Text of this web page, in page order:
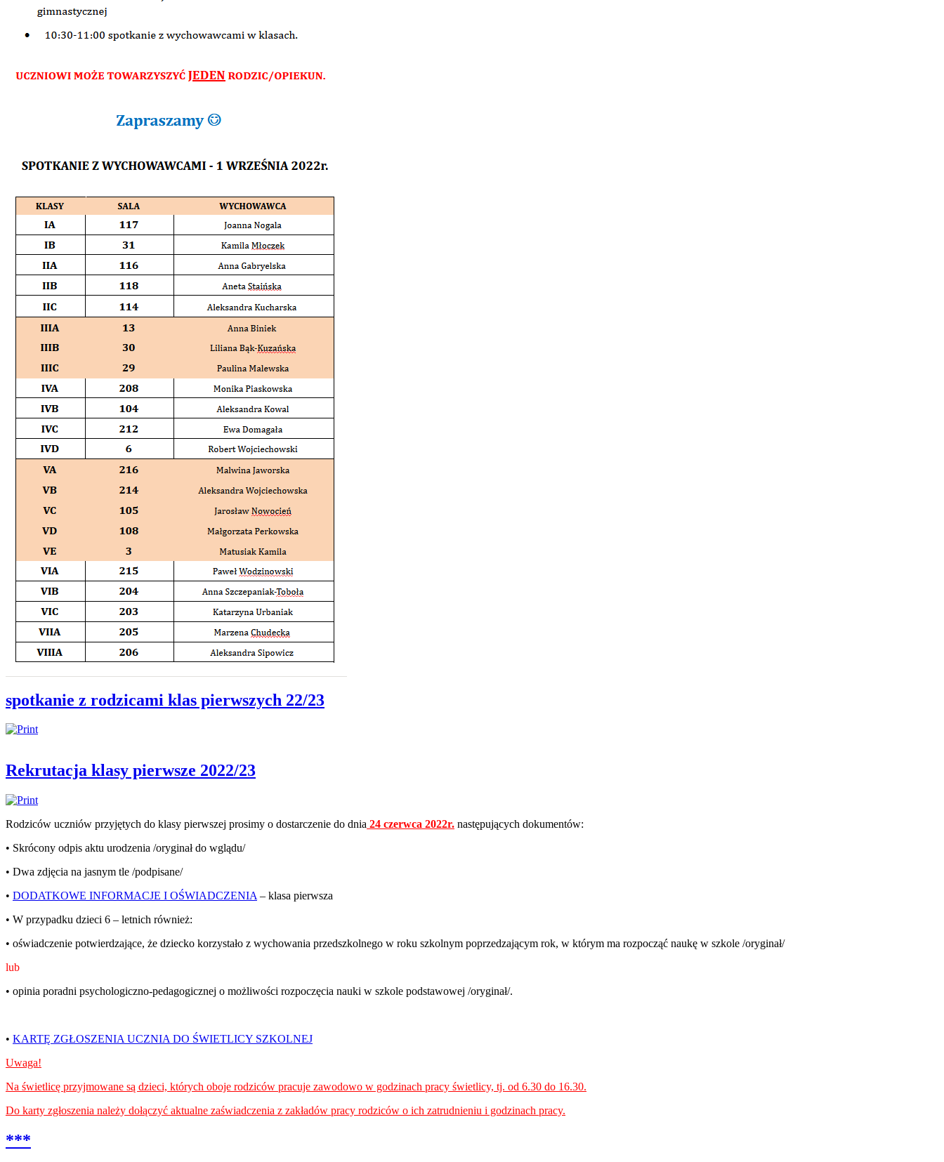
spotkanie z rodzicami klas pierwszych 22/23
Rekrutacja klasy pierwsze 2022/23
Rodziców uczniów przyjętych do klasy pierwszej prosimy o dostarczenie do dnia 24 czerwca 2022r. następujących dokumentów:
• Skrócony odpis aktu urodzenia /oryginał do wglądu/
• Dwa zdjęcia na jasnym tle /podpisane/
• DODATKOWE INFORMACJE I OŚWIADCZENIA – klasa pierwsza
• W przypadku dzieci 6 – letnich również:
• oświadczenie potwierdzające, że dziecko korzystało z wychowania przedszkolnego w roku szkolnym poprzedzającym rok, w którym ma rozpocząć naukę w szkole /oryginał/
lub
• opinia poradni psychologiczno-pedagogicznej o możliwości rozpoczęcia nauki w szkole podstawowej /oryginał/.
• KARTĘ ZGŁOSZENIA UCZNIA DO ŚWIETLICY SZKOLNEJ
Uwaga!
Na świetlicę przyjmowane są dzieci, których oboje rodziców pracuje zawodowo w godzinach pracy świetlicy, tj. od 6.30 do 16.30.
Do karty zgłoszenia należy dołączyć aktualne zaświadczenia z zakładów pracy rodziców o ich zatrudnieniu i godzinach pracy.
***